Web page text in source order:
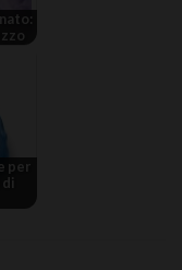
per